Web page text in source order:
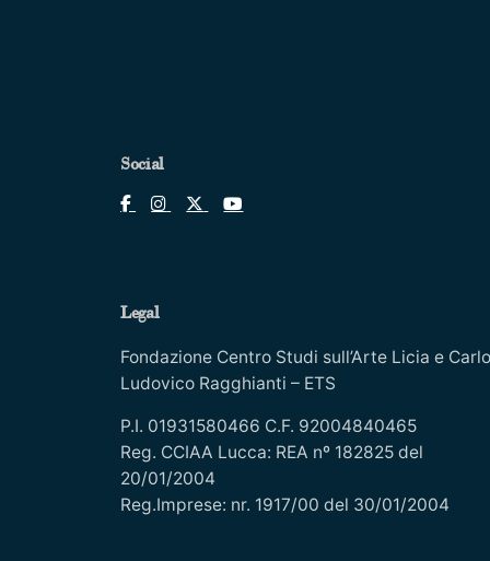
Social
Legal
Fondazione Centro Studi sull’Arte Licia e Carlo
Ludovico Ragghianti – ETS
P.I. 01931580466 C.F. 92004840465
Reg. CCIAA Lucca: REA nº 182825 del
20/01/2004
Reg.Imprese: nr. 1917/00 del 30/01/2004